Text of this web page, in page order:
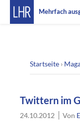
Mehrfach
Startseite ›
Twittern im
24.10.2012 Von